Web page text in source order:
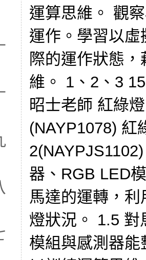
運算思維。 觀
運作。學習以
際的運作狀態
維。 1、2、3
昭士老師 紅綠
(NAYP1078) 紅
器、RGB LED
馬達的運轉，
燈狀況。 1.5 對
模組與感測器